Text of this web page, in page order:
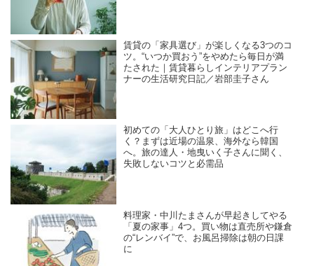
賃貸の「家具選び」が楽しくなる3つのコ
ツ。“いつか買おう”をやめたら毎日が満
たされた｜賃貸暮らしインテリアプラン
ナーの生活研究日記／岩部圭子さん
初めての「大人ひとり旅」はどこへ行
く？まずは近場の温泉、海外なら韓国
へ。旅の達人・地曳いく子さんに聞く、
失敗しないコツと必需品
料理家・中川たまさんが早起きしてやる
「夏の家事」4つ。買い物は直売所や鎌倉
の“レンバイ”で、お風呂掃除は朝の日課
に